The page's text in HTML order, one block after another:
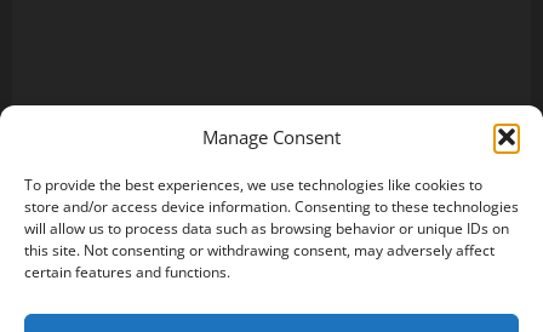
Manage Consent
To provide the best experiences, we use technologies like cookies to
store and/or access device information. Consenting to these technologies
will allow us to process data such as browsing behavior or unique IDs on
this site. Not consenting or withdrawing consent, may adversely affect
certain features and functions.